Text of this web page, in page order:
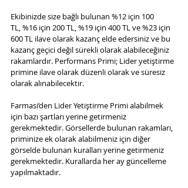
Ekibinizde size bağlı bulunan %12 için 100
TL, %16 için 200 TL, %19 için 400 TL ve %23 için
600 TL ilave olarak kazanç elde edersiniz ve bu
kazanç geçici değil sürekli olarak alabileceğiniz
rakamlardır. Performans Primi; Lider yetiştirme
primine ilave olarak düzenli olarak ve süresiz
olarak alınabilecektir.
Farmasi’den Lider Yetiştirme Primi alabilmek
için bazı şartları yerine getirmeniz
gerekmektedir. Görsellerde bulunan rakamları,
priminize ek olarak alabilmeniz için diğer
görselde bulunan kuralları yerine getirmeniz
gerekmektedir. Kurallarda her ay güncelleme
yapılmaktadır.